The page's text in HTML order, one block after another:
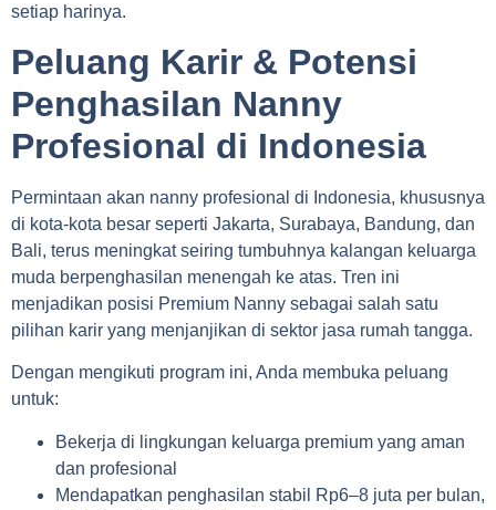
setiap harinya.
Peluang Karir & Potensi
Penghasilan Nanny
Profesional di Indonesia
Permintaan akan nanny profesional di Indonesia, khususnya
di kota-kota besar seperti Jakarta, Surabaya, Bandung, dan
Bali, terus meningkat seiring tumbuhnya kalangan keluarga
muda berpenghasilan menengah ke atas. Tren ini
menjadikan posisi Premium Nanny sebagai salah satu
pilihan karir yang menjanjikan di sektor jasa rumah tangga.
Dengan mengikuti program ini, Anda membuka peluang
untuk:
Bekerja di lingkungan keluarga premium yang aman
dan profesional
Mendapatkan penghasilan stabil Rp6–8 juta per bulan,